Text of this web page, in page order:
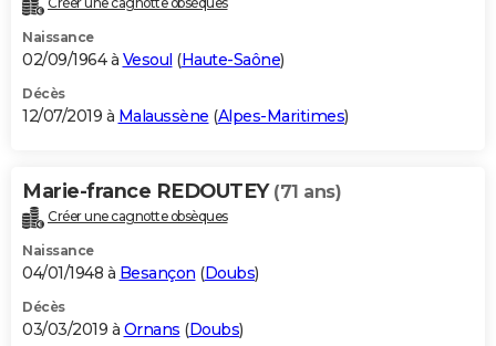
Naissance
02/09/1964 à Vesoul (Haute-Saône)
Décès
12/07/2019 à Malaussène (Alpes-Maritimes)
Marie-france REDOUTEY (71 ans)
Créer une cagnotte obsèques
Naissance
04/01/1948 à Besançon (Doubs)
Décès
03/03/2019 à Ornans (Doubs)